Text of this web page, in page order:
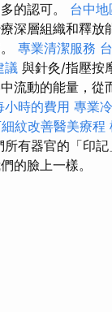
的認可。 台中
深層組織和釋放
專業清潔服務
議 與針灸/指壓按
流動的能量，從
小時的費用 專業
紋改善醫美療程
所有器官的「印
的臉上一樣。